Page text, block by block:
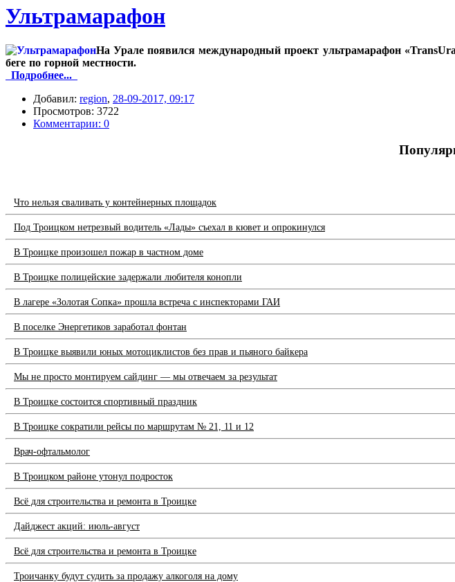
Ультрамарафон
На Урале появился международный проект ультрамарафон
беге по горной местности.
Подробнее...
Добавил: region, 28-09-2017, 09:17
Просмотров: 3722
Комментарии: 0
Что нельзя сваливать у контейнерных площадок
Под Троицком нетрезвый водитель «Лады» съехал в кювет и опрокинулся
В Троицке произошел пожар в частном доме
В Троицке полицейские задержали любителя конопли
В лагере «Золотая Сопка» прошла встреча с инспекторами ГАИ
В поселке Энергетиков заработал фонтан
В Троицке выявили юных мотоциклистов без прав и пьяного байкера
Мы не просто монтируем сайдинг — мы отвечаем за результат
В Троицке состоится спортивный праздник
В Троицке сократили рейсы по маршрутам № 21, 11 и 12
Врач-офтальмолог
В Троицком районе утонул подросток
Всё для строительства и ремонта в Троицке
Дайджест акций: июль-август
Всё для строительства и ремонта в Троицке
Троичанку будут судить за продажу алкоголя на дому